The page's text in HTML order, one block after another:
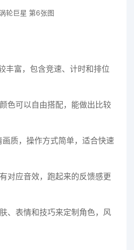
丰富，包含竞速、计时和排位
色可以自由搭配，能做出比较
质，操作方式简单，适合快速
对应音效，跑起来的反馈感更
、表情和技巧来定制角色，风